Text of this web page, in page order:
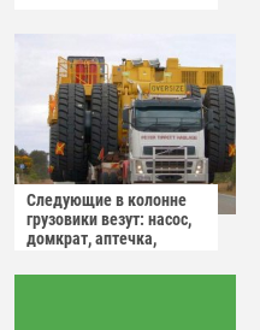
Следующие в колонне
грузовики везут: насос,
домкрат, аптечка,